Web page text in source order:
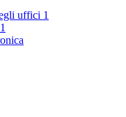
uffici 1
1